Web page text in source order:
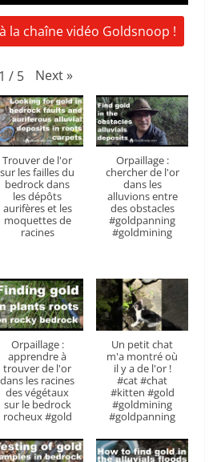
la chaîne vidéo Goldsnoop !
1 / 5 Next »
Trouver de l'or
sur les failles du
bedrock dans
les dépôts
aurifères et les
moquettes de
racines
Orpaillage :
chercher de l'or
dans les
alluvions entre
des obstacles
#goldpanning
#goldmining
Orpaillage :
apprendre à
trouver de l'or
dans les racines
des végétaux
sur le bedrock
rocheux #gold
Un petit chat
m'a montré où
il y a de l'or !
#cat #chat
#kitten #gold
#goldmining
#goldpanning